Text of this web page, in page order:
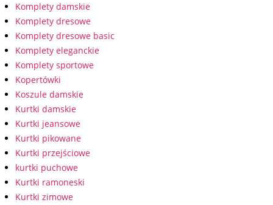
Komplety damskie
Komplety dresowe
Komplety dresowe basic
Komplety eleganckie
Komplety sportowe
Kopertówki
Koszule damskie
Kurtki damskie
Kurtki jeansowe
Kurtki pikowane
Kurtki przejściowe
kurtki puchowe
Kurtki ramoneski
Kurtki zimowe